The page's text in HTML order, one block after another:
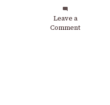
Leave a
Comment
on
Maserati